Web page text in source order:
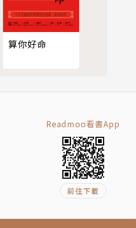
算你好命
Readmoo看書App
前往下載